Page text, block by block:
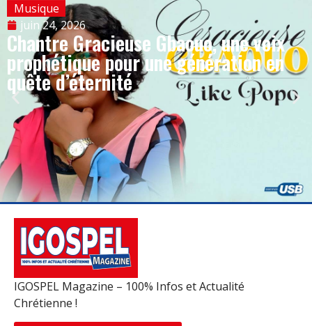
Musique
juin 24, 2026
Chantre Gracieuse Gbaouo, une voix
prophétique pour une génération en
quête d’éternité
IGOSPEL Magazine – 100% Infos et Actualité
Chrétienne !